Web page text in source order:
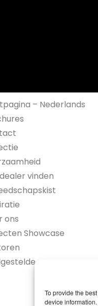
To provide the
device
– Nederlands
vinden
ons
Showcase
vragen